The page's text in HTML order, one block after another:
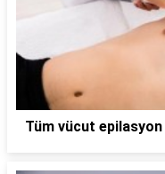
Tüm vücut